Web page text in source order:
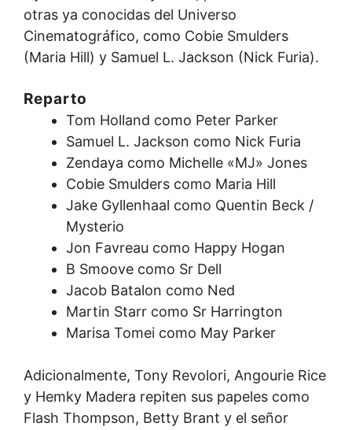
otras ya conocidas del Universo
Cinematográfico, como Cobie Smulders
(Maria Hill) y Samuel L. Jackson (Nick Furia).
Reparto
Tom Holland como Peter Parker
Samuel L. Jackson como Nick Furia
Zendaya como Michelle «MJ» Jones
Cobie Smulders como Maria Hill
Jake Gyllenhaal como Quentin Beck /
Mysterio
Jon Favreau como Happy Hogan
B Smoove como Sr Dell
Jacob Batalon como Ned
Martin Starr como Sr Harrington
Marisa Tomei como May Parker
Adicionalmente, Tony Revolori, Angourie Rice
y Hemky Madera repiten sus papeles como
Flash Thompson, Betty Brant y el señor